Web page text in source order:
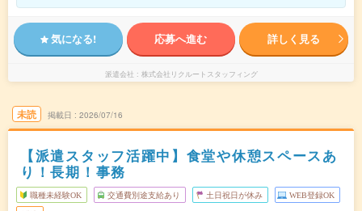
気になる! 応募へ進む 詳しく見る
派遣会社 株式会社リクルートスタッフィング
未読 掲載日 2026/07/16
【派遣スタッフ活躍中】食堂や休憩スペースあ
り！長期！事務
職種未経験OK 交通費別途支給あり 土日祝日が休み WEB登録OK